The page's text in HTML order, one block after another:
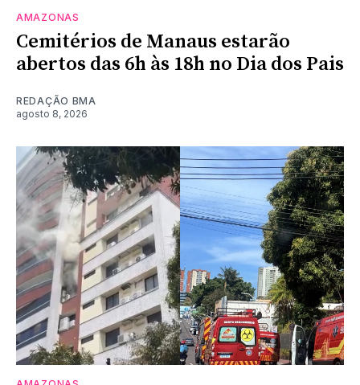
AMAZONAS
Cemitérios de Manaus estarão
abertos das 6h às 18h no Dia dos Pais
REDAÇÃO BMA
agosto 8, 2026